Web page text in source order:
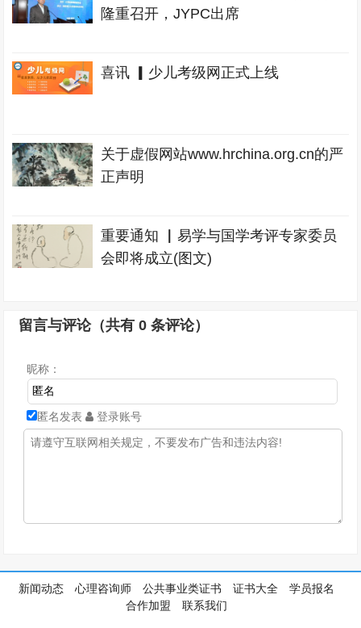
隆重召开，JYPC出席
喜讯 ▎少儿考级网正式上线
关于虚假网站www.hrchina.org.cn的严
正声明
重要通知 ▏易学与国学考评专家委员
会即将成立(图文)
留言与评论（共有0 条评论）
昵称：
匿名发表 登录账号
新闻动态 心理咨询师 公共事业类证书 证书大全
学员报名
合作加盟
联系我们